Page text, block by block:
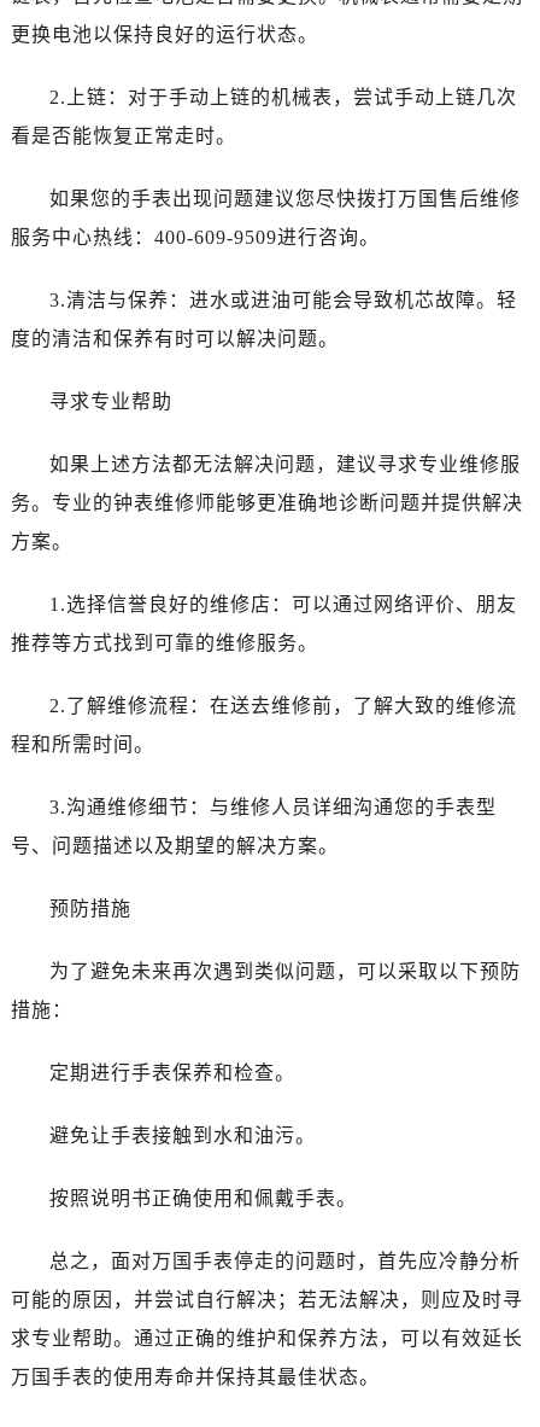
更换电池以保持良好的运行状态。
2.上链：对于手动上链的机械表，尝试手动上链几次
看是否能恢复正常走时。
如果您的手表出现问题建议您尽快拨打万国售后维修
服务中心热线：400-609-9509进行咨询。
3.清洁与保养：进水或进油可能会导致机芯故障。轻
度的清洁和保养有时可以解决问题。
寻求专业帮助
如果上述方法都无法解决问题，建议寻求专业维修服
务。专业的钟表维修师能够更准确地诊断问题并提供解决
方案。
1.选择信誉良好的维修店：可以通过网络评价、朋友
推荐等方式找到可靠的维修服务。
2.了解维修流程：在送去维修前，了解大致的维修流
程和所需时间。
3.沟通维修细节：与维修人员详细沟通您的手表型
号、问题描述以及期望的解决方案。
预防措施
为了避免未来再次遇到类似问题，可以采取以下预防
措施：
定期进行手表保养和检查。
避免让手表接触到水和油污。
按照说明书正确使用和佩戴手表。
总之，面对万国手表停走的问题时，首先应冷静分析
可能的原因，并尝试自行解决；若无法解决，则应及时寻
求专业帮助。通过正确的维护和保养方法，可以有效延长
万国手表的使用寿命并保持其最佳状态。